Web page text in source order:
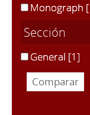
Monograph
Sección
General [1]